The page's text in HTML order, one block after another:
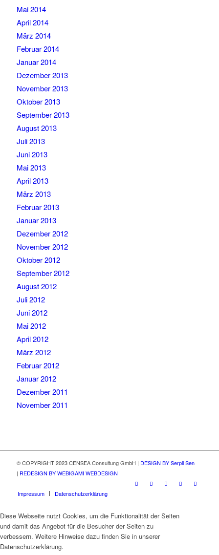
Mai 2014
April 2014
März 2014
Februar 2014
Januar 2014
Dezember 2013
November 2013
Oktober 2013
September 2013
August 2013
Juli 2013
Juni 2013
Mai 2013
April 2013
März 2013
Februar 2013
Januar 2013
Dezember 2012
November 2012
Oktober 2012
September 2012
August 2012
Juli 2012
Juni 2012
Mai 2012
April 2012
März 2012
Februar 2012
Januar 2012
Dezember 2011
November 2011
© COPYRIGHT 2023 CENSEA Consultung GmbH | DESIGN BY Serpil Sen
| REDESIGN BY WEBIGAMI WEBDESIGN
Impressum Datenschutzerklärung
Diese Webseite nutzt Cookies, um die Funktionalität der Seiten
und damit das Angebot für die Besucher der Seiten zu
verbessern. Weitere Hinweise dazu finden Sie in unserer
Datenschutzerklärung.